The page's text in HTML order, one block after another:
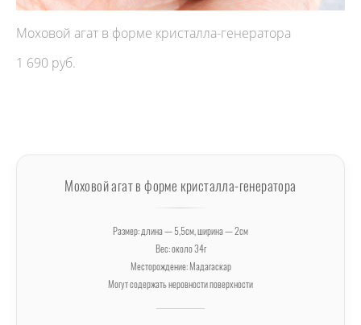
Моховой агат в форме кристалла-генератора
1 690 pуб.
Моховой агат в форме кристалла-генератора
Размер: длина — 5,5см, ширина — 2см
Вес: около 34г
Месторождение: Мадагаскар
Могут содержать неровности поверхности